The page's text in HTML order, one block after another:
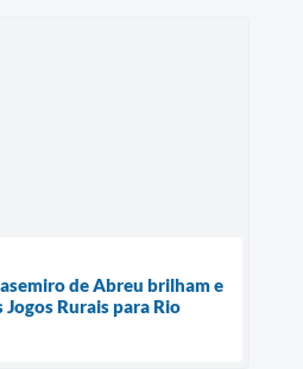
de Abreu brilham e
Rurais para Rio